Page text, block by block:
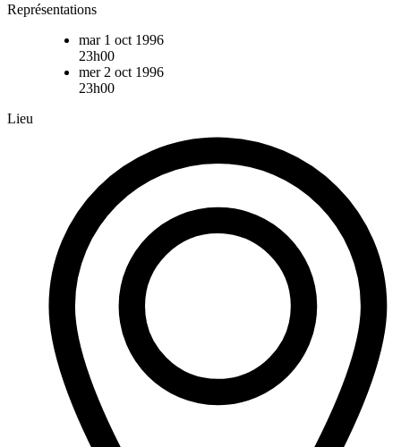
Représentations
mar 1 oct 1996
23h00
mer 2 oct 1996
23h00
Lieu